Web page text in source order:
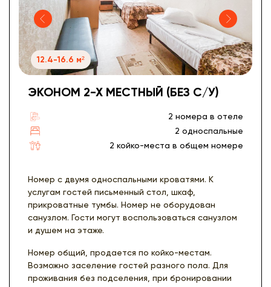
12.4-16.6 м²
ЭКОНОМ 2-Х МЕСТНЫЙ (БЕЗ С/У)
2 номера в отеле
2 односпальные
2 койко-места в общем номере
Номер с двумя односпальными кроватями. К
услугам гостей письменный стол, шкаф,
прикроватные тумбы. Номер не оборудован
санузлом. Гости могут воспользоваться санузлом
и душем на этаже.
Номер общий, продается по койко-местам.
Возможно заселение гостей разного пола. Для
проживания без подселения, при бронировании